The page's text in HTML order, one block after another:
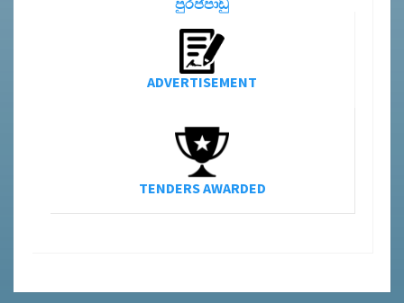
ADVERTISEMENT
TENDERS AWARDED